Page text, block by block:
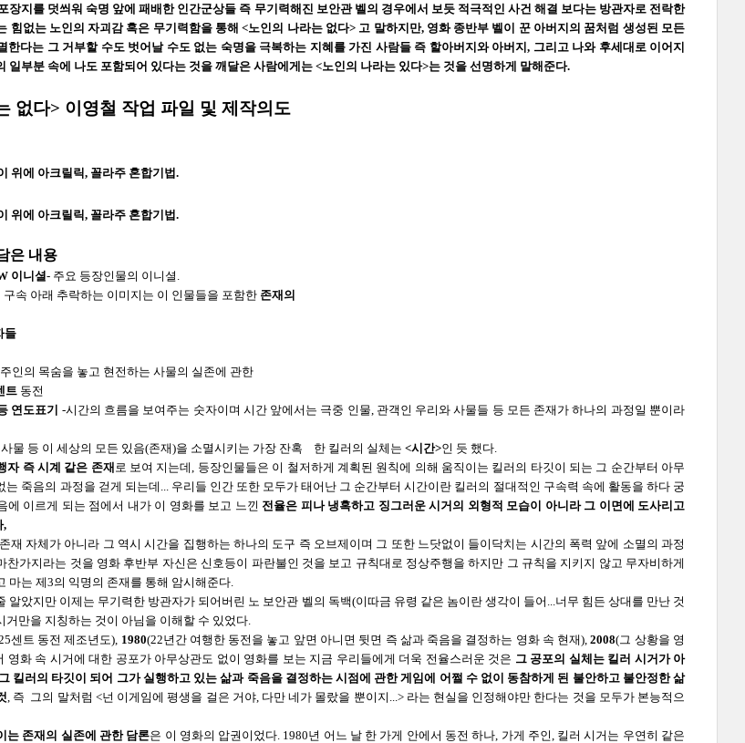
장지를 덧씌워 숙명 앞에 패배한 인간군상들 즉 무기력해진 보안관 벨의 경우에서 보듯 적극적인 사건 해결 보다는 방관자로 전락한
힘없는 노인의 자괴감 혹은 무기력함을 통해 <노인의 나라는 없다> 고 말하지만, 영화 종반부 벨이 꾼 아버지의 꿈처럼 생성된 모든
한다는 그 거부할 수도 벗어날 수도 없는 숙명을 극복하는 지혜를 가진 사람들 즉 할아버지와 아버지, 그리고 나와 후세대로 이어지
일부분 속에 나도 포함되어 있다는 것을 깨달은 사람에게는 <노인의 나라는 있다>는 것을 선명하게 말해준다.
없다> 이영철 작업 파일 및 제작의도
위에 아크릴릭, 꼴라주 혼합기법.
위에 아크릴릭, 꼴라주 혼합기법.
은 내용
이니셜- 주요 등장인물의 이니셜.
속 아래 추락하는 이미지는 이 인물들을 포함한 존재의
들
인의 목숨을 놓고 현전하는 사물의 실존에 관한
트 동전
연도표기 -시간의 흐름을 보여주는 숫자이며 시간 앞에서는 극중 인물, 관객인 우리와 사물들 등 모든 존재가 하나의 과정일 뿐이라
물 등 이 세상의 모든 있음(존재)을 소멸시키는 가장 잔혹 한 킬러의 실체는 <시간>인 듯 했다.
자 즉 시계 같은 존재로 보여 지는데, 등장인물들은 이 철저하게 계획된 원칙에 의해 움직이는 킬러의 타깃이 되는 그 순간부터 아무
는 죽음의 과정을 걷게 되는데... 우리들 인간 또한 모두가 태어난 그 순간부터 시간이란 킬러의 절대적인 구속력 속에 활동을 하다 궁
에 이르게 되는 점에서 내가 이 영화를 보고 느낀 전율은 피나 냉혹하고 징그러운 시거의 외형적 모습이 아니라 그 이면에 도사리고
,
재 자체가 아니라 그 역시 시간을 집행하는 하나의 도구 즉 오브제이며 그 또한 느닷없이 들이닥치는 시간의 폭력 앞에 소멸의 과정
찬가지라는 것을 영화 후반부 자신은 신호등이 파란불인 것을 보고 규칙대로 정상주행을 하지만 그 규칙을 지키지 않고 무자비하게
마는 제3의 익명의 존재를 통해 암시해준다.
알았지만 이제는 무기력한 방관자가 되어버린 노 보안관 벨의 독백(이따금 유령 같은 놈이란 생각이 들어...너무 힘든 상대를 만난 것
거만을 지칭하는 것이 아님을 이해할 수 있었다.
센트 동전 제조년도), 1980(22년간 여행한 동전을 놓고 앞면 아니면 뒷면 즉 삶과 죽음을 결정하는 영화 속 현재),2008(그 상황을 영
영화 속 시거에 대한 공포가 아무상관도 없이 영화를 보는 지금 우리들에게 더욱 전율스러운 것은 그 공포의 실체는 킬러 시거가 아
킬러의 타깃이 되어 그가 실행하고 있는 삶과 죽음을 결정하는 시점에 관한 게임에 어쩔 수 없이 동참하게 된 불안하고 불안정한 삶
, 즉 그의 말처럼 <넌 이게임에 평생을 걸은 거야, 다만 네가 몰랐을 뿐이지...> 라는 현실을 인정해야만 한다는 것을 모두가 본능적으
는 존재의 실존에 관한 담론은 이 영화의 압권이었다. 1980년 어느 날 한 가게 안에서 동전 하나, 가게 주인, 킬러 시거는 우연히 같은